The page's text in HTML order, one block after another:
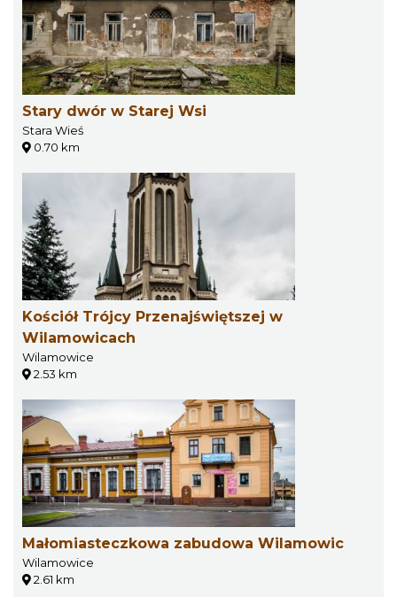
Stary dwór w Starej Wsi
Stara Wieś
0.70 km
Kościół Trójcy Przenajświętszej w
Wilamowicach
Wilamowice
2.53 km
Małomiasteczkowa zabudowa Wilamowic
Wilamowice
2.61 km